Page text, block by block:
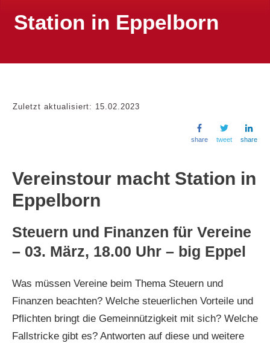
Station in Eppelborn
Zuletzt aktualisiert: 15.02.2023
share tweet share
Vereinstour macht Station in
Eppelborn
Steuern und Finanzen für Vereine
– 03. März, 18.00 Uhr – big Eppel
Was müssen Vereine beim Thema Steuern und
Finanzen beachten? Welche steuerlichen Vorteile und
Pflichten bringt die Gemeinnützigkeit mit sich? Welche
Fallstricke gibt es? Antworten auf diese und weitere